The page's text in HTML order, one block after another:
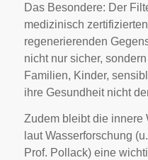
Das Besondere: Der
medizinisch
regenerierenden
nicht nur sicher,
Familien, Kinder,
ihre Gesundheit nicht
Zudem bleibt die innere
laut Wasserforschung
Prof. Pollack) eine